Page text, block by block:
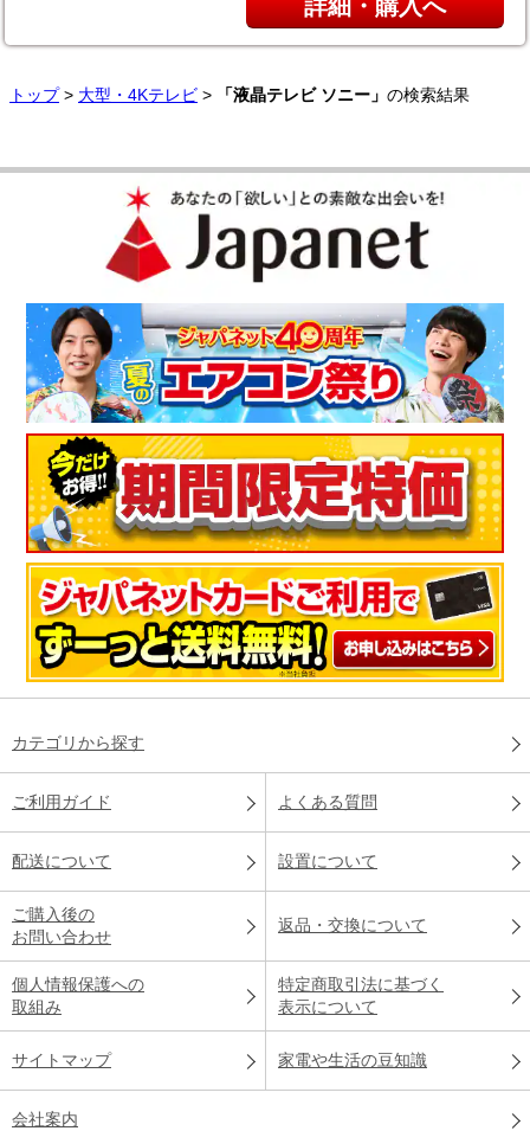
詳細・購入へ
トップ> 大型・4Kテレビ > 「液晶テレビ ソニー」 の検索結果
カテゴリから探す
ご利用ガイド よくある質問
配送について 設置について
ご購入後の
お問い合わせ
返品・交換について
個人情報保護への
取組み
特定商取引法に基づく
表示について
サイトマップ 家電や生活の豆知識
会社案内